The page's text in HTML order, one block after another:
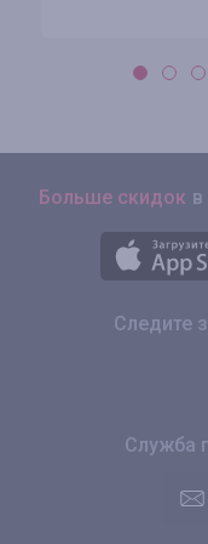
Больше скидок
Следите
Служба